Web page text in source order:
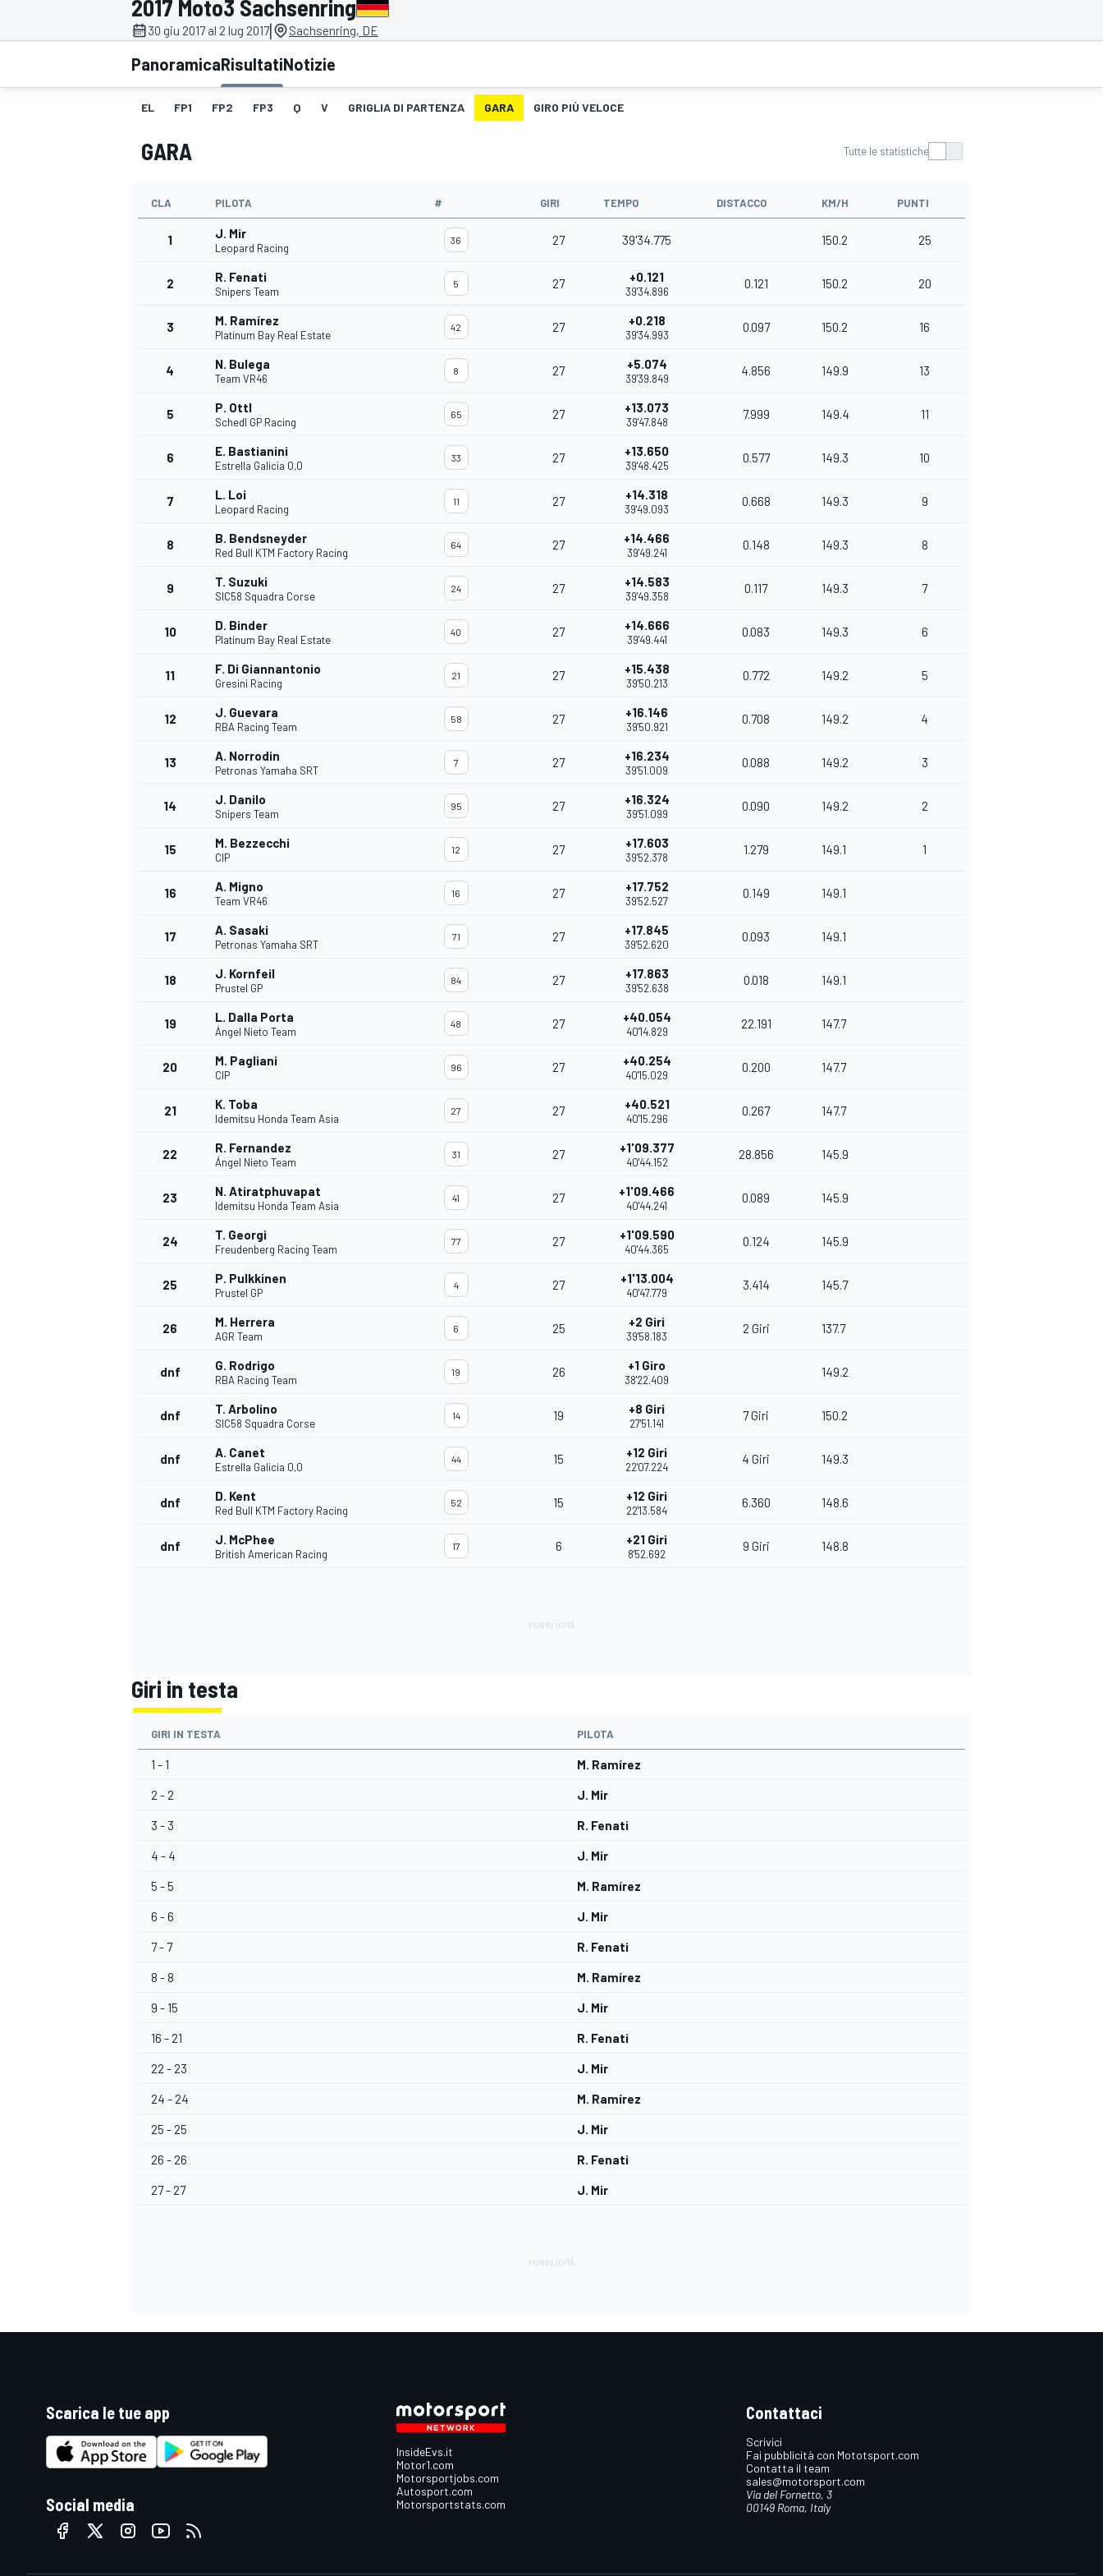
MOTOGP WEC
WRC
MONOPOSTO
MONOMARCA
RALLY
2017 Moto3 Sachsenring
30 giu 2017 al 2 lug 2017| Sachsenring, DE
PanoramicaRisultatiNotizie
EL FP1 FP2 FP3 Q V GRIGLIA DI PARTENZA GARA GIRO PIÙ VELOCE
GARA Tutte le statistiche
CLA PILOTA # GIRI TEMPO DISTACCO KM/H PUNTI
1 J. Mir
Leopard Racing
36 27 39'34.775 150.2 25
2 R. Fenati
Snipers Team
5 27 +0.121
39'34.896
0.121 150.2 20
3 M. Ramírez
Platinum Bay Real Estate
42 27 +0.218
39'34.993
0.097 150.2 16
4 N. Bulega
Team VR46
8 27 +5.074
39'39.849
4.856 149.9 13
5 P. Ottl
Schedl GP Racing
65 27 +13.073
39'47.848
7.999 149.4 11
6 E. Bastianini
Estrella Galicia 0,0
33 27 +13.650
39'48.425
0.577 149.3 10
7 L. Loi
Leopard Racing
11 27 +14.318
39'49.093
0.668 149.3 9
8 B. Bendsneyder
Red Bull KTM Factory Racing
64 27 +14.466
39'49.241
0.148 149.3 8
9 T. Suzuki
SIC58 Squadra Corse
24 27 +14.583
39'49.358
0.117 149.3 7
10 D. Binder
Platinum Bay Real Estate
40 27 +14.666
39'49.441
0.083 149.3 6
11 F. Di Giannantonio
Gresini Racing
21 27 +15.438
39'50.213
0.772 149.2 5
12 J. Guevara
RBA Racing Team
58 27 +16.146
39'50.921
0.708 149.2 4
13 A. Norrodin
Petronas Yamaha SRT
7 27 +16.234
39'51.009
0.088 149.2 3
14 J. Danilo
Snipers Team
95 27 +16.324
39'51.099
0.090 149.2 2
15 M. Bezzecchi
CIP
12 27 +17.603
39'52.378
1.279 149.1 1
16 A. Migno
Team VR46
16 27 +17.752
39'52.527
0.149 149.1
17 A. Sasaki
Petronas Yamaha SRT
71 27 +17.845
39'52.620
0.093 149.1
18 J. Kornfeil
Prustel GP
84 27 +17.863
39'52.638
0.018 149.1
19 L. Dalla Porta
Ángel Nieto Team
48 27 +40.054
40'14.829
22.191 147.7
20 M. Pagliani
CIP
96 27 +40.254
40'15.029
0.200 147.7
21 K. Toba
Idemitsu Honda Team Asia
27 27 +40.521
40'15.296
0.267 147.7
22 R. Fernandez
Ángel Nieto Team
31 27 +1'09.377
40'44.152
28.856 145.9
23 N. Atiratphuvapat
Idemitsu Honda Team Asia
41 27 +1'09.466
40'44.241
0.089 145.9
24 T. Georgi
Freudenberg Racing Team
77 27 +1'09.590
40'44.365
0.124 145.9
25 P. Pulkkinen
Prustel GP
4 27 +1'13.004
40'47.779
3.414 145.7
26 M. Herrera
AGR Team
6 25 +2 Giri
39'58.183
2 Giri 137.7
dnf G. Rodrigo
RBA Racing Team
19 26 +1 Giro
38'22.409
149.2
dnf T. Arbolino
SIC58 Squadra Corse
14 19 +8 Giri
27'51.141
7 Giri 150.2
dnf A. Canet
Estrella Galicia 0,0
44 15 +12 Giri
22'07.224
4 Giri 149.3
dnf D. Kent
Red Bull KTM Factory Racing
52 15 +12 Giri
22'13.584
6.360 148.6
dnf J. McPhee
British American Racing
17 6 +21 Giri
8'52.692
9 Giri 148.8
Giri in testa
GIRI IN TESTA PILOTA
1 - 1 M. Ramírez
2 - 2 J. Mir
3 - 3 R. Fenati
4 - 4 J. Mir
5 - 5 M. Ramírez
6 - 6 J. Mir
7 - 7 R. Fenati
8 - 8 M. Ramírez
9 - 15 J. Mir
16 - 21 R. Fenati
22 - 23 J. Mir
24 - 24 M. Ramírez
25 - 25 J. Mir
26 - 26 R. Fenati
27 - 27 J. Mir
Scarica le tue app
Social media
InsideEvs.it
Motor1.com
Motorsportjobs.com
Autosport.com
Motorsportstats.com
Contattaci
Scrivici
Fai pubblicità con Mototsport.com
Contatta il team
sales@motorsport.com
Via del Fornetto, 3
00149 Roma, Italy